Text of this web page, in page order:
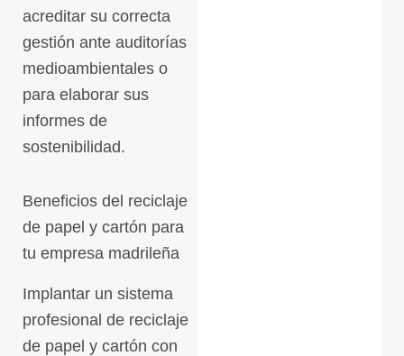
acreditar su correcta
gestión ante auditorías
medioambientales o
para elaborar sus
informes de
sostenibilidad.
Beneficios del reciclaje
de papel y cartón para
tu empresa madrileña
Implantar un sistema
profesional de reciclaje
de papel y cartón con